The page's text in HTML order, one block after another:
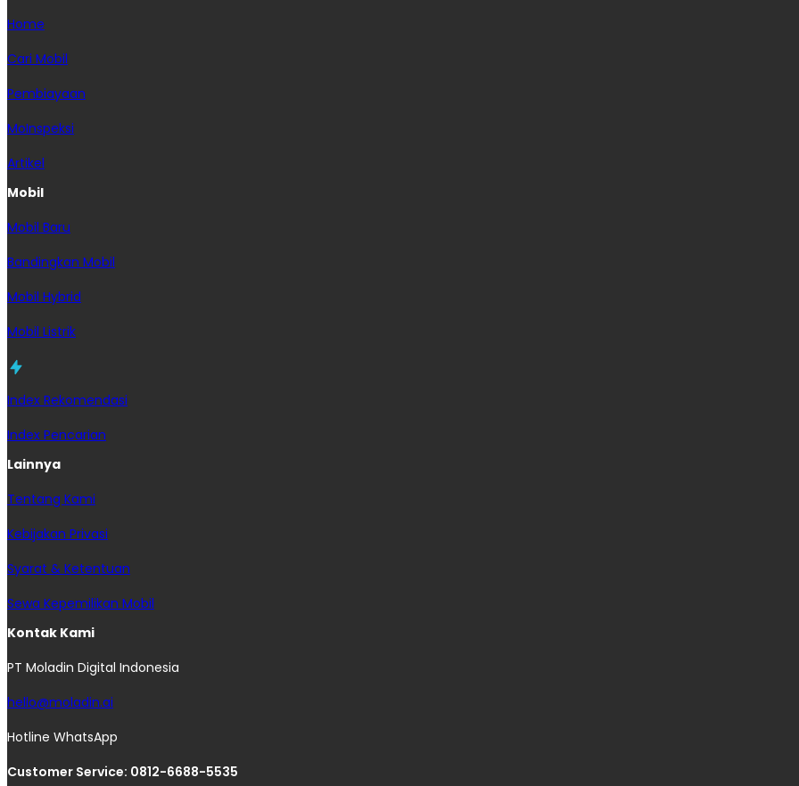
Home
Cari Mobil
Pembiayaan
MoInspeksi
Artikel
Mobil
Mobil Baru
Bandingkan Mobil
Mobil Hybrid
Mobil Listrik
Index Rekomendasi
Index Pencarian
Lainnya
Tentang Kami
Kebijakan Privasi
Syarat & Ketentuan
Sewa Kepemilikan Mobil
Kontak Kami
PT Moladin Digital Indonesia
hello@moladin.ai
Hotline WhatsApp
Customer Service: 0812-6688-5535